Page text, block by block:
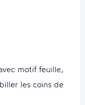
motif feuille,
les coins de